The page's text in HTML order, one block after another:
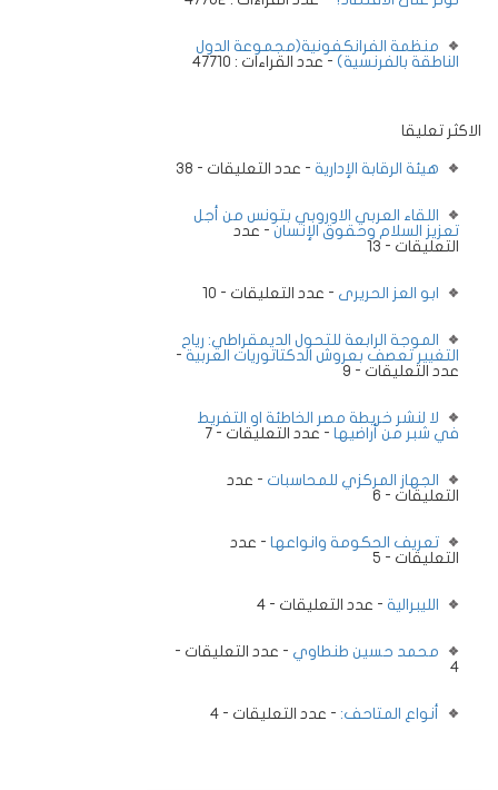
منظمة الفرانكفونية(مجموعة الدول
الناطقة بالفرنسية) - عدد القراءات : 47710
الاكثر تعليقا
هيئة الرقابة الإدارية - عدد التعليقات - 38
اللقاء العربي الاوروبي بتونس من أجل
تعزيز السلام وحقوق الإنسان - عدد
التعليقات - 13
ابو العز الحريرى - عدد التعليقات - 10
الموجة الرابعة للتحول الديمقراطي: رياح
التغيير تعصف بعروش الدكتاتوريات العربية -
عدد التعليقات - 9
لا لنشر خريطة مصر الخاطئة او التفريط
في شبر من أراضيها - عدد التعليقات - 7
الجهاز المركزي للمحاسبات - عدد
التعليقات - 6
تعريف الحكومة وانواعها - عدد
التعليقات - 5
الليبرالية - عدد التعليقات - 4
محمد حسين طنطاوي - عدد التعليقات -
4
أنواع المتاحف: - عدد التعليقات - 4